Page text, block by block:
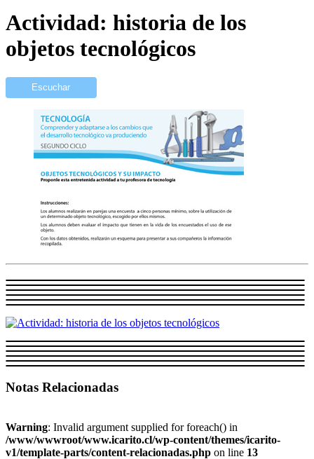
Actividad: historia de los
objetos tecnológicos
Escuchar
Notas Relacionadas
Warning: Invalid argument supplied for foreach() in
/www/wwwroot/www.icarito.cl/wp-content/themes/icarito-
v1/template-parts/content-relacionadas.php on line 13